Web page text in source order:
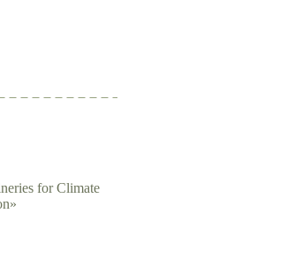
for Climate